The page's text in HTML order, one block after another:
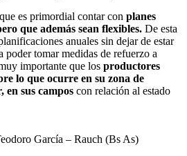
es primordial contar con planes
que además sean flexibles. De esta
anuales sin dejar de estar
poder tomar medidas de refuerzo a
importante que los productores
lo que ocurre en su zona de
sus campos con relación al estado
García – Rauch (Bs As)